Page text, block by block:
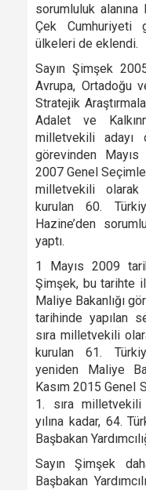
sorumluluk
Çek Cumhuriyeti
ülkeleri de eklendi.
Sayın Şimşek
Avrupa, Ortadoğu
Stratejik
Adalet ve
milletvekili adayı
görevinden Mayıs
2007 Genel
milletvekili olarak
kurulan 60.
Hazine’den
yaptı.
1 Mayıs 2009
Şimşek, bu tarihte
Maliye Bakanlığı
tarihinde yapılan
sıra milletvekili
kurulan 61.
yeniden Maliye
Kasım 2015 Genel
1. sıra
yılına kadar, 64.
Başbakan
Sayın Şimşek
Başbakan